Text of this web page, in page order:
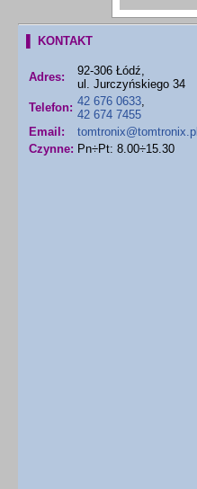
▌ KONTAKT
Adres:
92-306 Łódź,
ul. Jurczyńskiego 34
Telefon: 42 676 0633
42 674 7455
Email:
tomtronix@tomtronix.pl
Czynne: Pn÷Pt: 8.00÷15.30